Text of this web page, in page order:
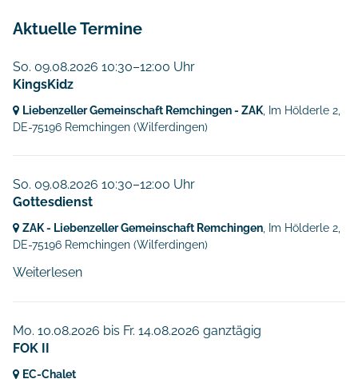
Aktuelle Termine
So. 09.08.2026 10:30–12:00 Uhr
KingsKidz
Liebenzeller Gemeinschaft Remchingen - ZAK , Im Hölderle 2,
DE-75196 Remchingen (Wilferdingen)
So. 09.08.2026 10:30–12:00 Uhr
Gottesdienst
ZAK - Liebenzeller Gemeinschaft Remchingen , Im Hölderle 2,
DE-75196 Remchingen (Wilferdingen)
Weiterlesen
Mo. 10.08.2026 bis Fr. 14.08.2026 ganztägig
FOK II
EC-Chalet